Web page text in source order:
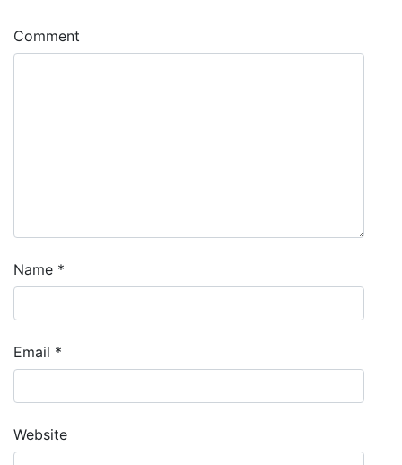
Comment
Name *
Email *
Website